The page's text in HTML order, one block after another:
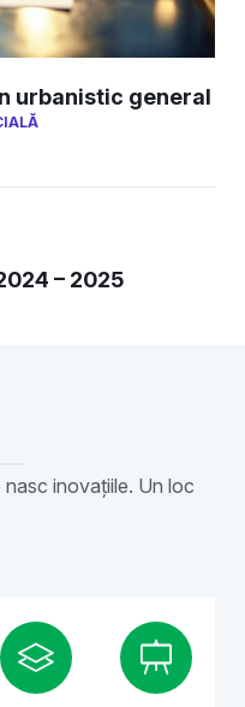
urbanistic general
– 2025
inovațiile. Un loc